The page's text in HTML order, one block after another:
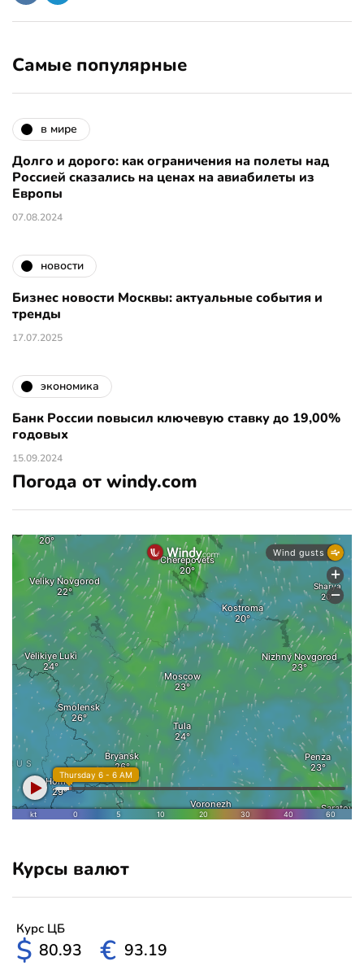
Самые популярные
в мире
Долго и дорого: как ограничения на полеты над
Россией сказались на ценах на авиабилеты из
Европы
07.08.2024
новости
Бизнес новости Москвы: актуальные события и
тренды
17.07.2025
экономика
Банк России повысил ключевую ставку до 19,00%
годовых
15.09.2024
Погода от windy.com
Курсы валют
Курс ЦБ
$ 80.93 € 93.19